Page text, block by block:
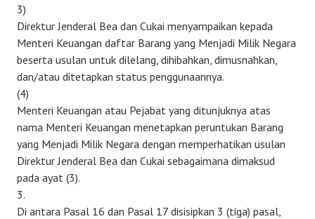
3)
Direktur Jenderal Bea dan Cukai menyampaikan kepada
Menteri Keuangan daftar Barang yang Menjadi Milik Negara
beserta usulan untuk dilelang, dihibahkan, dimusnahkan,
dan/atau ditetapkan status penggunaannya.
(4)
Menteri Keuangan atau Pejabat yang ditunjuknya atas
nama Menteri Keuangan menetapkan peruntukan Barang
yang Menjadi Milik Negara dengan memperhatikan usulan
Direktur Jenderal Bea dan Cukai sebagaimana dimaksud
pada ayat (3).
3.
Di antara Pasal 16 dan Pasal 17 disisipkan 3 (tiga) pasal,